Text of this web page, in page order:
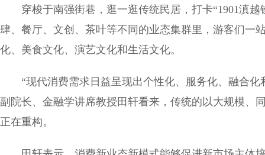
穿梭于南强街巷，逛一逛传统民居，打卡“1901滇
肆、餐厅、文创、茶叶等不同的业态集群里，游客们一
化、美食文化、演艺文化和生活文化。
“现代消费需求日益呈现出个性化、服务化、融合
副院长、金融学讲席教授田轩看来，传统的以大规模、
正在重构。